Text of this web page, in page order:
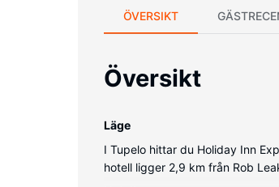
ÖVERSIKT
Översikt
Läge
I Tupelo hittar du Holiday Inn
hotell ligger 2,9 km från Rob